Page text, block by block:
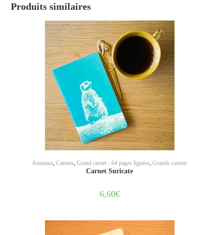
Produits similaires
AJOUTER AU PANIER
Animaux, Carnets, Grand carnet - 64 pages lignées, Grands carnets
Carnet Suricate
6,60€